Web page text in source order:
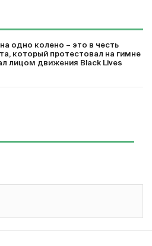
одно колено – это в честь
который протестовал на гимне
лицом движения Black Lives